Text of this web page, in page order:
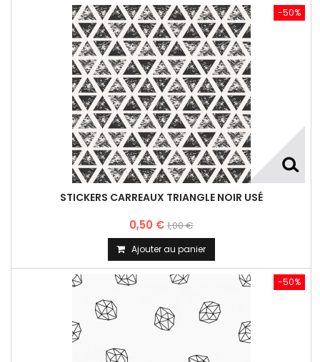
STICKERS CARREAUX TRIANGLE NOIR USÉ
0,50 €1,00 €
-50%
Ajouter au panier
-50%